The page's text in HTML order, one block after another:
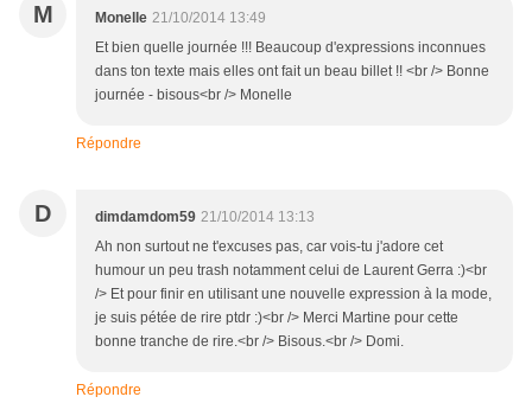
M Monelle 21/10/2014 13:49
Et bien quelle journée !!! Beaucoup d'expressions inconnues
dans ton texte mais elles ont fait un beau billet !! <br /> Bonne
journée - bisous<br /> Monelle
Répondre
D dimdamdom59 21/10/2014 13:13
Ah non surtout ne t'excuses pas, car vois-tu j'adore cet
humour un peu trash notamment celui de Laurent Gerra :)<br
/> Et pour finir en utilisant une nouvelle expression à la mode,
je suis pétée de rire ptdr :)<br /> Merci Martine pour cette
bonne tranche de rire.<br /> Bisous.<br /> Domi.
Répondre